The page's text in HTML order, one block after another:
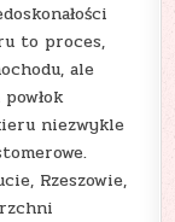
to proces,
ale
niezwykle
Rzeszowie,